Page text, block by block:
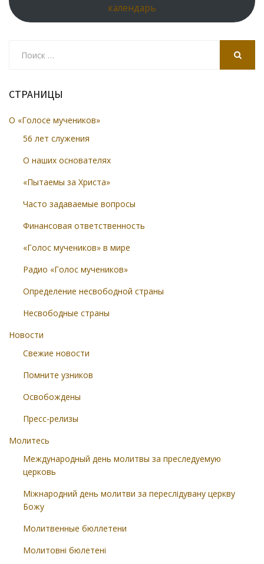
календарь
СТРАНИЦЫ
О «Голосе мучеников»
56 лет служения
О наших основателях
«Пытаемы за Христа»
Часто задаваемые вопросы
Финансовая ответственность
«Голос мучеников» в мире
Радио «Голос мучеников»
Определение несвободной страны
Несвободные страны
Новости
Свежие новости
Помните узников
Освобождены
Пресс-релизы
Молитесь
Международный день молитвы за преследуемую
церковь
Міжнародний день молитви за переслідувану церкву
Божу
Молитвенные бюллетени
Молитовні бюлетені